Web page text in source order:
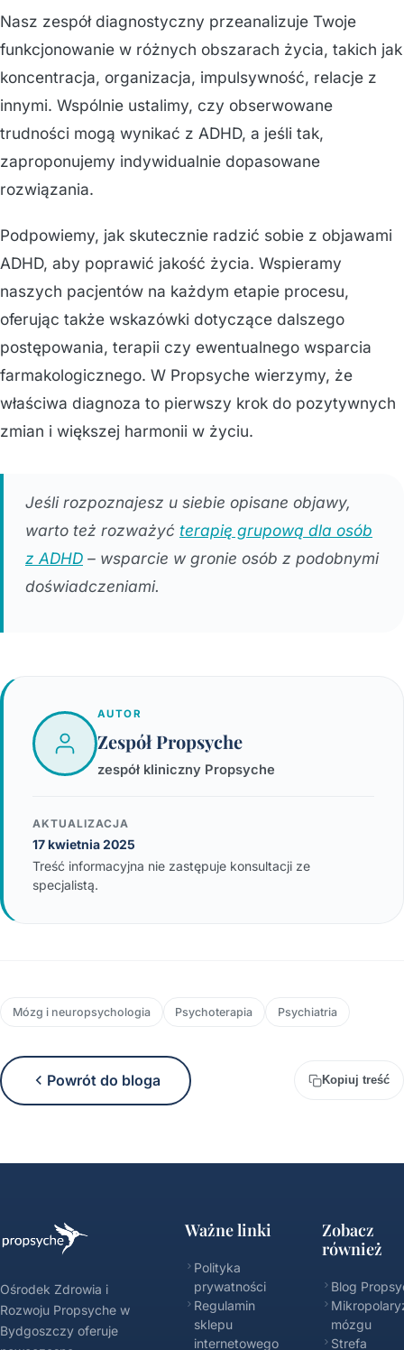
Nasz zespół diagnostyczny przeanalizuje Twoje
funkcjonowanie w różnych obszarach życia, takich jak
koncentracja, organizacja, impulsywność, relacje z
innymi. Wspólnie ustalimy, czy obserwowane
trudności mogą wynikać z ADHD, a jeśli tak,
zaproponujemy indywidualnie dopasowane
rozwiązania.
Podpowiemy, jak skutecznie radzić sobie z objawami
ADHD, aby poprawić jakość życia. Wspieramy
naszych pacjentów na każdym etapie procesu,
oferując także wskazówki dotyczące dalszego
postępowania, terapii czy ewentualnego wsparcia
farmakologicznego. W Propsyche wierzymy, że
właściwa diagnoza to pierwszy krok do pozytywnych
zmian i większej harmonii w życiu.
Jeśli rozpoznajesz u siebie opisane objawy,
warto też rozważyć terapię grupową dla osób
z ADHD – wsparcie w gronie osób z podobnymi
doświadczeniami.
AUTOR
Zespół Propsyche
zespół kliniczny Propsyche
AKTUALIZACJA
17 kwietnia 2025
Treść informacyjna nie zastępuje konsultacji ze
specjalistą.
Mózg i neuropsychologia Psychoterapia Psychiatria
Powrót do bloga Kopiuj treść
Ośrodek Zdrowia i
Rozwoju Propsyche w
Bydgoszczy oferuje
Ważne linki
Polityka
prywatności
Regulamin
sklepu
internetowego
Zobacz
również
Blog
mózgu
Strefa